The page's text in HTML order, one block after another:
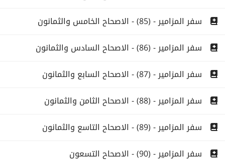
سفر المزامير - (85) - الاصحاح الخامس والثمانون
سفر المزامير - (86) - الاصحاح السادس والثمانون
سفر المزامير - (87) - الاصحاح السابع والثمانون
سفر المزامير - (88) - الاصحاح الثامن والثمانون
سفر المزامير - (89) - الاصحاح التاسع والثمانون
سفر المزامير - (90) - الاصحاح التسعون